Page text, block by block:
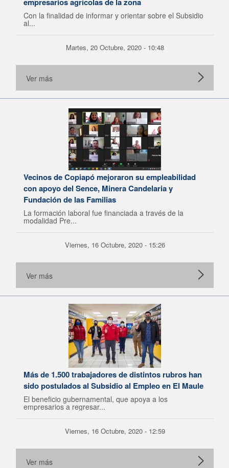
Con la finalidad de informar y orientar sobre el Subsidio
al...
Martes, 20 Octubre, 2020 - 10:48
Ver más
Vecinos de Copiapó mejoraron su empleabilidad
con apoyo del Sence, Minera Candelaria y
Fundación de las Familias
La formación laboral fue financiada a través de la
modalidad Pre...
Viernes, 16 Octubre, 2020 - 15:26
Ver más
Más de 1.500 trabajadores de distintos rubros han
sido postulados al Subsidio al Empleo en El Maule
El beneficio gubernamental, que apoya a los
empresarios a regresar...
Viernes, 16 Octubre, 2020 - 12:59
Ver más